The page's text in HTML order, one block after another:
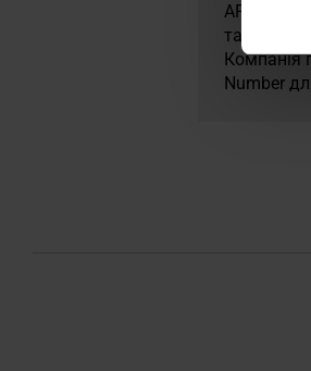
AR-15 і
також
Компанія
Number